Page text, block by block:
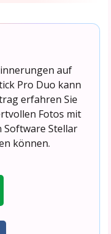
auf
Pro Duo kann
erfahren Sie
Fotos mit
Software Stellar
können.